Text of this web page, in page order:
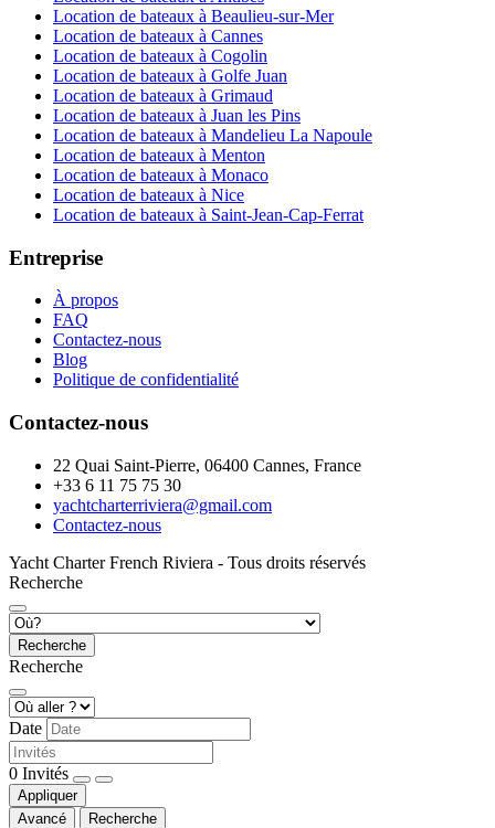
Location de bateaux à Beaulieu-sur-Mer
Location de bateaux à Cannes
Location de bateaux à Cogolin
Location de bateaux à Golfe Juan
Location de bateaux à Grimaud
Location de bateaux à Juan les Pins
Location de bateaux à Mandelieu La Napoule
Location de bateaux à Menton
Location de bateaux à Monaco
Location de bateaux à Nice
Location de bateaux à Saint-Jean-Cap-Ferrat
Entreprise
À propos
FAQ
Contactez-nous
Blog
Politique de confidentialité
Contactez-nous
22 Quai Saint-Pierre, 06400 Cannes, France
+33 6 11 75 75 30
yachtcharterriviera@gmail.com
Contactez-nous
Yacht Charter French Riviera - Tous droits réservés
Recherche
Recherche
Recherche
Date
0 Invités
Appliquer
Avancé
Recherche